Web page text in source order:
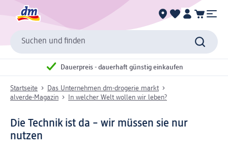
Suchen und finden
Dauerpreis - dauerhaft günstig einkaufen
Startseite
Das Unternehmen dm-drogerie markt
alverde-Magazin
In welcher Welt wollen wir leben?
Die Technik ist da – wir müssen sie nur
nutzen